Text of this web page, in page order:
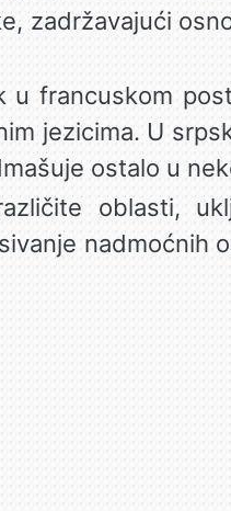
zadržavajući
u francuskom
jezicima. U
ostalo u
oblasti,
nadmoćnih